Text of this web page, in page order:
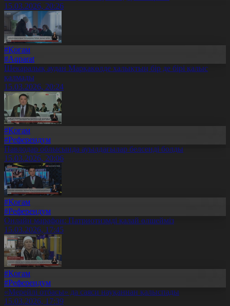
15.03.2026, 20:26
#Қоғам
#Aqparat
Шекаралық аудан Марқакөлде халықтың бір де бірі қалыс
қалмады
15.03.2026, 20:24
#Қоғам
#Референдум
Павлодар облысында ауылдағылар белсенді болды
15.03.2026, 20:06
#Қоғам
#Референдум
Онлайн марафон: Патриотизмді қалай өлшейміз
15.03.2026, 17:45
#Қоғам
#Референдум
«Мерейлі отбасы» да саяси науқаннан қалыспады
15.03.2026, 17:39